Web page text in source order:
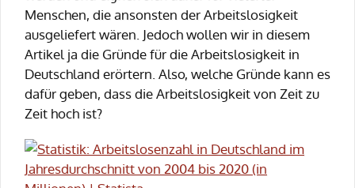
Menschen, die ansonsten der Arbeitslosigkeit
ausgeliefert wären. Jedoch wollen wir in diesem
Artikel ja die Gründe für die Arbeitslosigkeit in
Deutschland erörtern. Also, welche Gründe kann es
dafür geben, dass die Arbeitslosigkeit von Zeit zu
Zeit hoch ist?